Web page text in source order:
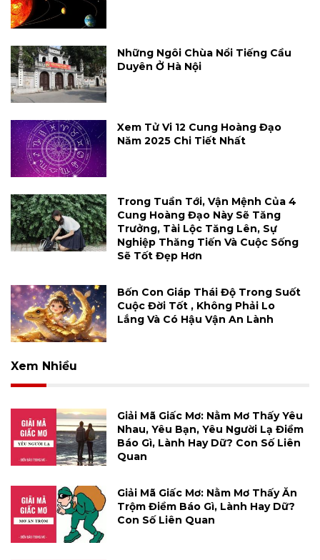
Những Ngôi Chùa Nổi Tiếng Cầu
Duyên Ở Hà Nội
Xem Tử Vi 12 Cung Hoàng Đạo
Năm 2025 Chi Tiết Nhất
Trong Tuần Tới, Vận Mệnh Của 4
Cung Hoàng Đạo Này Sẽ Tăng
Trưởng, Tài Lộc Tăng Lên, Sự
Nghiệp Thăng Tiến Và Cuộc Sống
Sẽ Tốt Đẹp Hơn
Bốn Con Giáp Thái Độ Trong Suốt
Cuộc Đời Tốt , Không Phải Lo
Lắng Và Có Hậu Vận An Lành
Xem Nhiều
Giải Mã Giấc Mơ: Nằm Mơ Thấy Yêu
Nhau, Yêu Bạn, Yêu Người Lạ Điềm
Báo Gì, Lành Hay Dữ? Con Số Liên
Quan
Giải Mã Giấc Mơ: Nằm Mơ Thấy Ăn
Trộm Điềm Báo Gì, Lành Hay Dữ?
Con Số Liên Quan